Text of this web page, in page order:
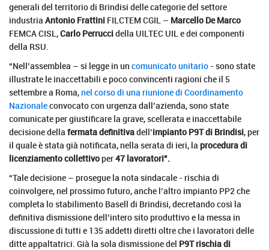
generali del territorio di Brindisi delle categorie del settore
industria Antonio Frattini FILCTEM CGIL – Marcello De Marco
FEMCA CISL,Carlo Perruccidella UILTEC UIL e dei componenti
della RSU.
“Nell’assemblea – si legge in un comunicato unitario - sono state
illustrate le inaccettabili e poco convincenti ragioni che il 5
settembre a Roma,nel corso di una riunione di Coordinamento
Nazionaleconvocato con urgenza dall’azienda, sono state
comunicate per giustificare la grave, scellerata e inaccettabile
decisione della fermata definitivadell’impianto P9T di Brindisi, per
il quale è stata già notificata, nella serata di ieri, la procedura di
licenziamento collettivoper47 lavoratori”.
“Tale decisione – prosegue la nota sindacale - rischia di
coinvolgere, nel prossimo futuro, anche l’altro impianto PP2 che
completa lo stabilimento Basell di Brindisi, decretando così la
definitiva dismissione dell’intero sito produttivo e la messa in
discussione di tutti e 135 addetti diretti oltre che i lavoratori delle
ditte appaltatrici. Già la sola dismissione del P9T rischia di